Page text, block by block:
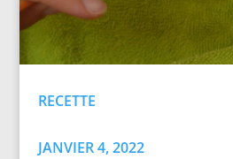
RECETTE
JANVIER 4, 2022